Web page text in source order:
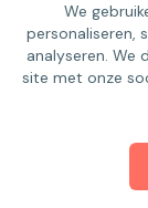
We
personaliseren,
analyseren. We
site met onze